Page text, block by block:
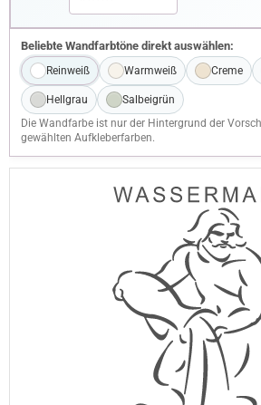
Beliebte Wandfarbtöne direkt auswählen:
Reinweiß Warmweiß Creme
Hellgrau
Salbeigrün
Die Wandfarbe ist nur der Hintergrund der
gewählten Aufkleberfarben.